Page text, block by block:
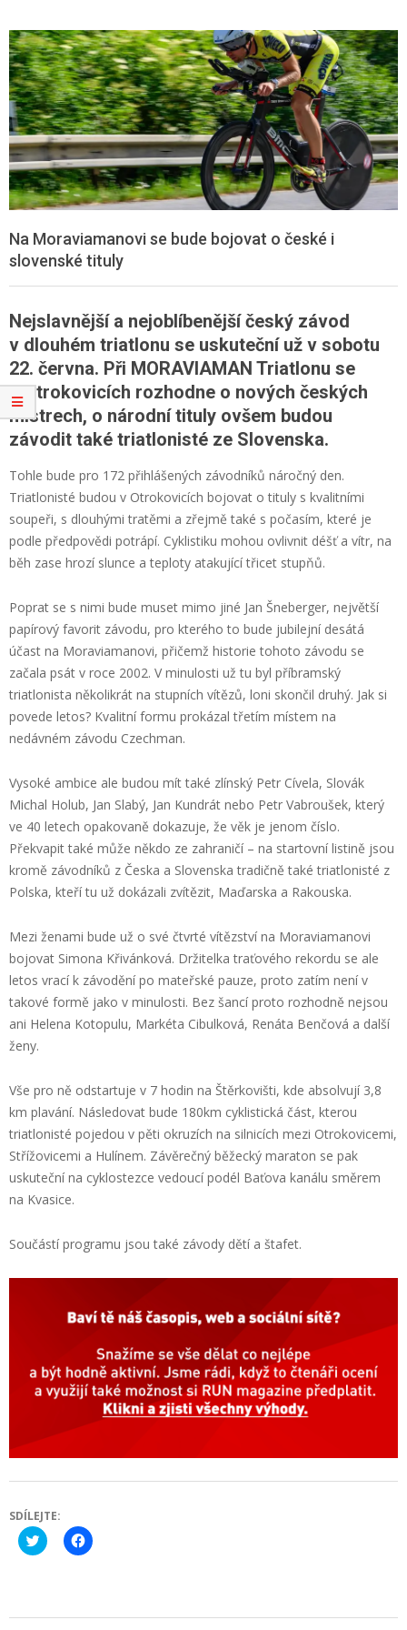
Na Moraviamanovi se bude bojovat o české i
slovenské tituly
Nejslavnější a nejoblíbenější český závod
v dlouhém triatlonu se uskuteční už v sobotu
22. června. Při MORAVIAMAN Triatlonu se
v Otrokovicích rozhodne o nových českých
mistrech, o národní tituly ovšem budou
závodit také triatlonisté ze Slovenska.
Tohle bude pro 172 přihlášených závodníků náročný den.
Triatlonisté budou v Otrokovicích bojovat o tituly s kvalitními
soupeři, s dlouhými tratěmi a zřejmě také s počasím, které je
podle předpovědi potrápí. Cyklistiku mohou ovlivnit déšť a vítr, na
běh zase hrozí slunce a teploty atakující třicet stupňů.
Poprat se s nimi bude muset mimo jiné Jan Šneberger, největší
papírový favorit závodu, pro kterého to bude jubilejní desátá
účast na Moraviamanovi, přičemž historie tohoto závodu se
začala psát v roce 2002. V minulosti už tu byl příbramský
triatlonista několikrát na stupních vítězů, loni skončil druhý. Jak si
povede letos? Kvalitní formu prokázal třetím místem na
nedávném závodu Czechman.
Vysoké ambice ale budou mít také zlínský Petr Cívela, Slovák
Michal Holub, Jan Slabý, Jan Kundrát nebo Petr Vabroušek, který
ve 40 letech opakovaně dokazuje, že věk je jenom číslo.
Překvapit také může někdo ze zahraničí – na startovní listině jsou
kromě závodníků z Česka a Slovenska tradičně také triatlonisté z
Polska, kteří tu už dokázali zvítězit, Maďarska a Rakouska.
Mezi ženami bude už o své čtvrté vítězství na Moraviamanovi
bojovat Simona Křivánková. Držitelka traťového rekordu se ale
letos vrací k závodění po mateřské pauze, proto zatím není v
takové formě jako v minulosti. Bez šancí proto rozhodně nejsou
ani Helena Kotopulu, Markéta Cibulková, Renáta Benčová a další
ženy.
Vše pro ně odstartuje v 7 hodin na Štěrkovišti, kde absolvují 3,8
km plavání. Následovat bude 180km cyklistická část, kterou
triatlonisté pojedou v pěti okruzích na silnicích mezi Otrokovicemi,
Střížovicemi a Hulínem. Závěrečný běžecký maraton se pak
uskuteční na cyklostezce vedoucí podél Baťova kanálu směrem
na Kvasice.
Součástí programu jsou také závody dětí a štafet.
SDÍLEJTE:
Click
to
new
Click
to
new